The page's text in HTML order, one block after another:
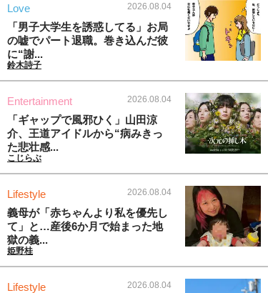
Love 2026.08.04
「男子大学生を誘惑してる」お局
の嘘でパート退職。巻き込んだ彼
に“謝...
鈴木詩子
Entertainment 2026.08.04
「ギャップで風邪ひく」山田涼
介、王道アイドルから“病みきっ
た悲壮感...
こじらぶ
Lifestyle 2026.08.04
義母が「赤ちゃんより私を優先し
て」と…産後6か月で始まった地
獄の義...
姫野桂
Lifestyle 2026.08.04